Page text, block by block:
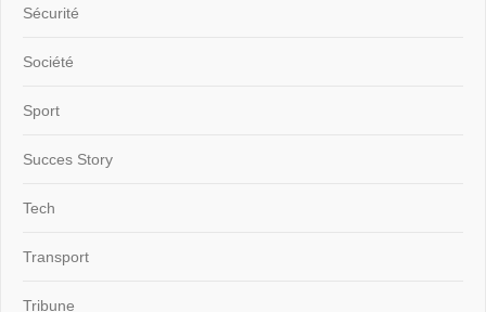
Sécurité
Société
Sport
Succes Story
Tech
Transport
Tribune